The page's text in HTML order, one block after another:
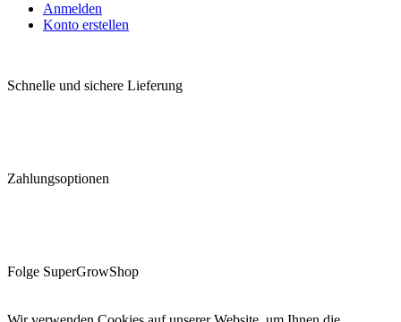
Anmelden
Konto erstellen
Schnelle und sichere Lieferung
Zahlungsoptionen
Folge SuperGrowShop